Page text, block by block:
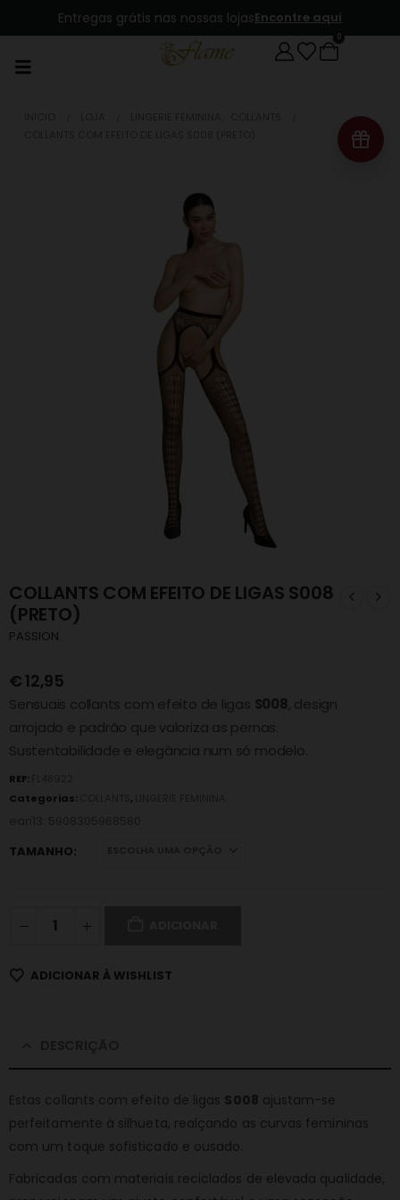
Entregas grátis nas nossas lojasEncontre aqui
0
COLLANTS COM EFEITO DE LIGAS S008
(PRETO)
PASSION
€ 12,95
Sensuais collants com efeito de ligas S008, design
arrojado e padrão que valoriza as pernas.
Sustentabilidade e elegância num só modelo.
REF:
Categorias:
,
TAMANHO
ADICIONAR À WISHLIST
Estas collants com efeito de ligas S008 ajustam-se
perfeitamente à silhueta, realçando as curvas femininas
com um toque sofisticado e ousado.
Fabricadas com materiais reciclados de elevada qualidade,